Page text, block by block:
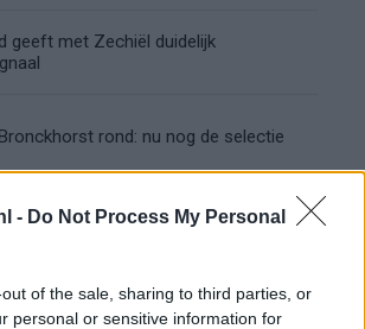
- Do Not Process My Personal
of the sale, sharing to third parties, or
personal or sensitive information for
geeft met Zechiël duidelijk
rond: nu nog de selectie
lost met nieuwe controleur direct
van vorig seizoen op
begint voorbereiding overtuigend: zo
naar de seizoensstart eruit